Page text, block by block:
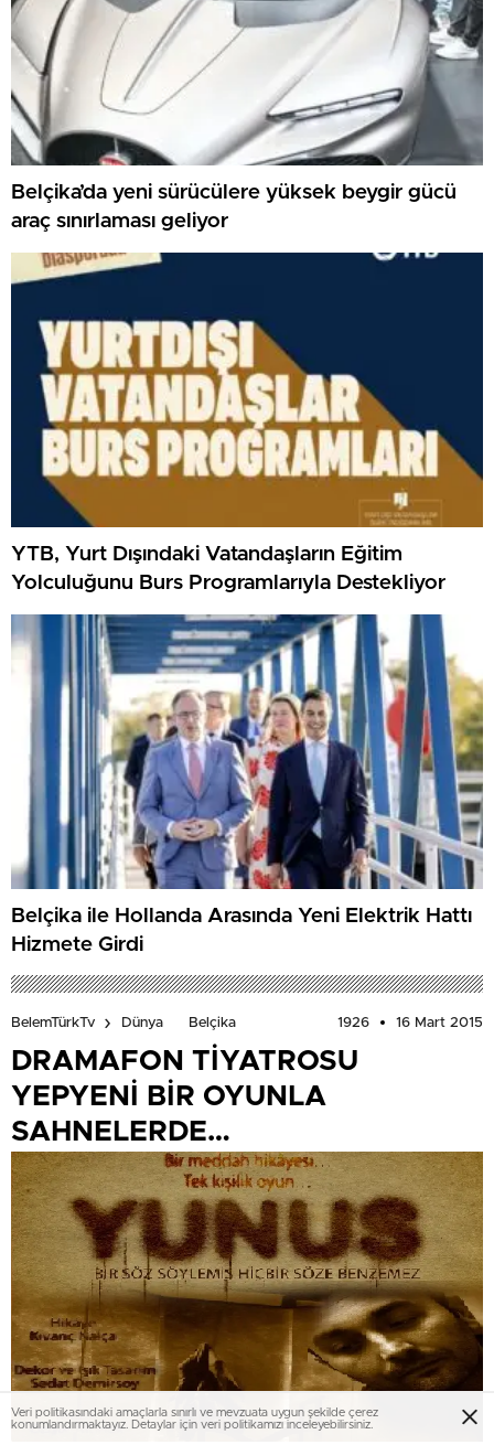
Belçika’da yeni sürücülere yüksek beygir gücü
araç sınırlaması geliyor
YTB, Yurt Dışındaki Vatandaşların Eğitim
Yolculuğunu Burs Programlarıyla Destekliyor
Belçika ile Hollanda Arasında Yeni Elektrik Hattı
Hizmete Girdi
BelemTürkTv Dünya Belçika 1926 16 Mart 2015
DRAMAFON TİYATROSU
YEPYENİ BİR OYUNLA
SAHNELERDE…
Veri politikasındaki amaçlarla sınırlı ve mevzuata uygun şekilde çerez
konumlandırmaktayız. Detaylar için veri politikamızı inceleyebilirsiniz.